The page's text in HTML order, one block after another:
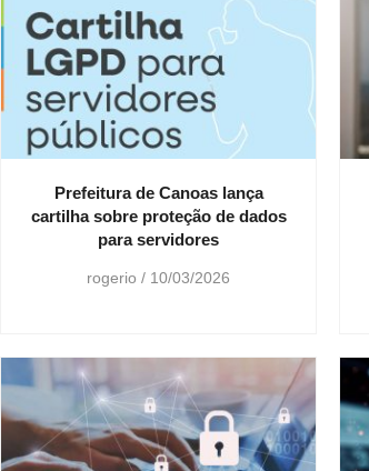
Prefeitura de Canoas lança
cartilha sobre proteção de dados
para servidores
rogerio 10/03/2026